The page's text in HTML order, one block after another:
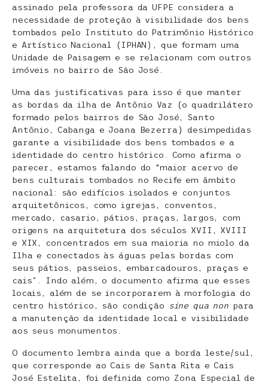
assinado pela professora da UFPE considera a
necessidade de proteção à visibilidade dos bens
tombados pelo Instituto do Patrimônio Histórico
e Artístico Nacional (IPHAN), que formam uma
Unidade de Paisagem e se relacionam com outros
imóveis no bairro de São José.
Uma das justificativas para isso é que manter
as bordas da ilha de Antônio Vaz (o quadrilátero
formado pelos bairros de São José, Santo
Antônio, Cabanga e Joana Bezerra) desimpedidas
garante a visibilidade dos bens tombados e a
identidade do centro histórico. Como afirma o
parecer, estamos falando do “maior acervo de
bens culturais tombados no Recife em âmbito
nacional: são edifícios isolados e conjuntos
arquitetônicos, como igrejas, conventos,
mercado, casario, pátios, praças, largos, com
origens na arquitetura dos séculos XVII, XVIII
e XIX, concentrados em sua maioria no miolo da
Ilha e conectados às águas pelas bordas com
seus pátios, passeios, embarcadouros, praças e
cais”. Indo além, o documento afirma que esses
locais, além de se incorporarem à morfologia do
centro histórico, são condição
sine qua non para
a manutenção da identidade local e visibilidade
aos seus monumentos.
O documento lembra ainda que a borda leste/sul,
que corresponde ao Cais de Santa Rita e Cais
José Estelita, foi definida como Zona Especial de